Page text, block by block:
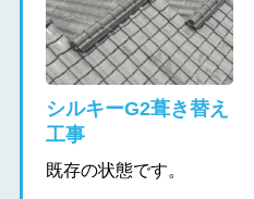
シルキーG2葺き替え
工事
既存の状態です。